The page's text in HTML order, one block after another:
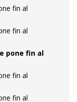
fin al
fin al
pone fin al
fin al
fin al